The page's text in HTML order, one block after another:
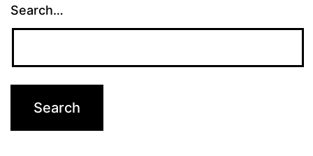
Search…